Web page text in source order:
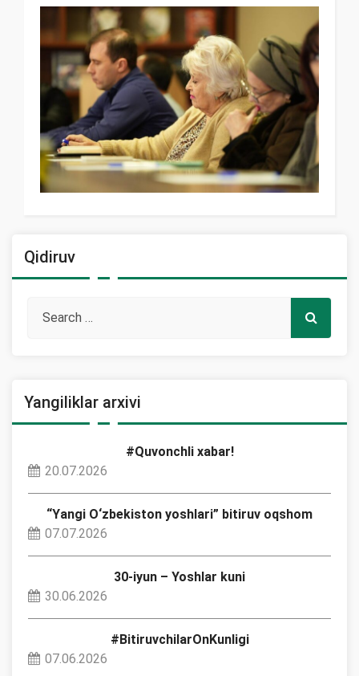
Qidiruv
Yangiliklar arxivi
#Quvonchli xabar!
20.07.2026
“Yangi O‘zbekiston yoshlari” bitiruv oqshom
07.07.2026
30-iyun – Yoshlar kuni
30.06.2026
#BitiruvchilarOnKunligi
07.06.2026